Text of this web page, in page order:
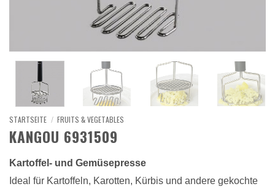
STARTSEITE / FRUITS & VEGETABLES
KANGOU 6931509
Kartoffel- und Gemüsepresse
Ideal für Kartoffeln, Karotten, Kürbis und andere gekochte